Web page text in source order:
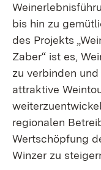
bis hin zu
des Projekts
Zaber“ ist es,
zu verbinden
attraktive
regionalen
Wertschöpfung
Winzer zu